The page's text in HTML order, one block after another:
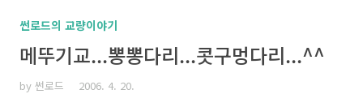
썬로드의 교량이야기
메뚜기교...뽕뽕다리...콧구멍다리...^^
by 썬로드 2006. 4. 20.